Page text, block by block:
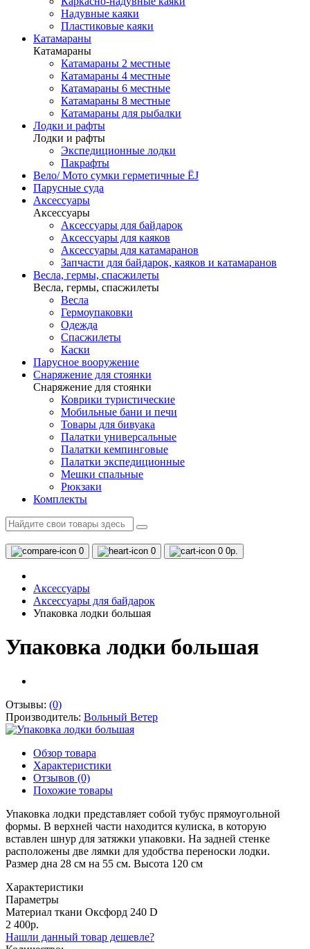
Надувные каяки
Пластиковые каяки
Катамараны
Катамараны
Катамараны 2 местные
Катамараны 4 местные
Катамараны 6 местные
Катамараны 8 местные
Катамараны для рыбалки
Лодки и рафты
Лодки и рафты
Экспедиционные лодки
Пакрафты
Вело/ Мото сумки герметичные ЁJ
Парусные суда
Аксессуары
Аксессуары
Аксессуары для байдарок
Аксессуары для каяков
Аксессуары для катамаранов
Запчасти для байдарок, каяков и катамаранов
Весла, гермы, спасжилеты
Весла, гермы, спасжилеты
Весла
Гермоупаковки
Одежда
Спасжилеты
Каски
Парусное вооружение
Снаряжение для стоянки
Снаряжение для стоянки
Коврики туристические
Мобильные бани и печи
Товары для бивуака
Палатки универсальные
Палатки кемпинговые
Палатки экспедиционные
Мешки спальные
Рюкзаки
Комплекты
0 0 0 0р.
Аксессуары
Аксессуары для байдарок
Упаковка лодки большая
Упаковка лодки большая
Отзывы: (0)
Производитель: Вольный Ветер
Обзор товара
Характеристики
Отзывов (0)
Похожие товары
Упаковка лодки представляет собой тубус прямоугольной
формы. В верхней части находится кулиска, в которую
вставлен шнур для затяжки упаковки. На задней стенке
расположены две лямки для удобства переноски лодки.
Размер дна 28 см на 55 см. Высота 120 см
Характеристики
Параметры
Материал ткани Оксфорд 240 D
2 400р.
Нашли данный товар дешевле?